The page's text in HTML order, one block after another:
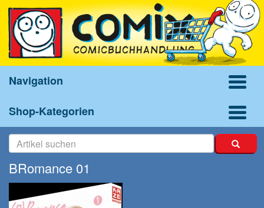
Navigation
Shop-Kategorien
BRomance 01